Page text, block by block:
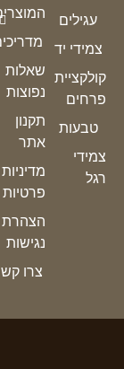
עגילים
צמידי יד
קולקציית
פרחים
טבעות
צמידי
רגל
שאלות
נפוצות
תקנון
אתר
מדיניות
פרטיות
הצהרת
נגישות
צרו